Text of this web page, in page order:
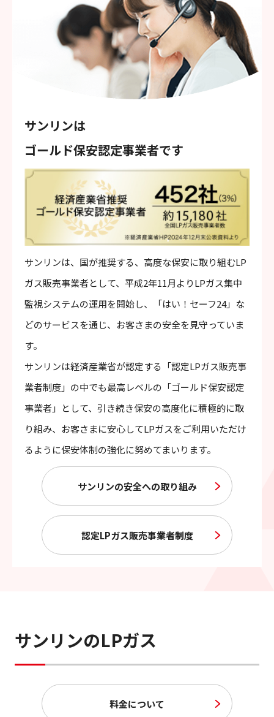
サンリンは
ゴールド保安認定事業者です
サンリンは、国が推奨する、高度な保安に取り組むLP
ガス販売事業者として、平成2年11月よりLPガス集中
監視システムの運用を開始し、「はい！セーフ24」な
どのサービスを通じ、お客さまの安全を見守っていま
す。
サンリンは経済産業省が認定する「認定LPガス販売事
業者制度」の中でも最高レベルの「ゴールド保安認定
事業者」として、引き続き保安の高度化に積極的に取
り組み、お客さまに安心してLPガスをご利用いただけ
るように保安体制の強化に努めてまいります。
サンリンの安全への取り組み
認定LPガス販売事業者制度
サンリンのLPガス
料金について